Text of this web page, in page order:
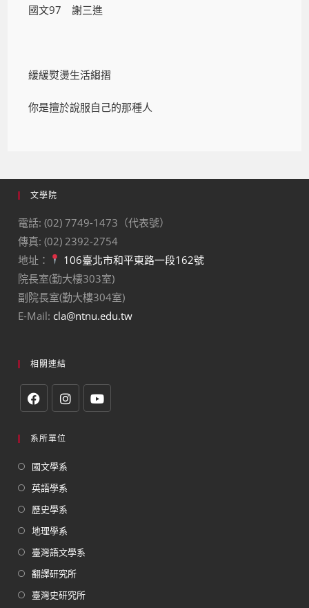
國文97 謝三進
緩緩熨燙生活縐摺
你是擅於說服自己的那種人
文學院
電話: (02) 7749-1473（代表號）
傳真: (02) 2392-2754
地址：
106臺北市和平東路一段162號
院長室(勤大樓303室)
副院長室(勤大樓304室)
E-Mail: cla@ntnu.edu.tw
相關連結
系所單位
國文學系
英語學系
歷史學系
地理學系
臺灣語文學系
翻譯研究所
臺灣史研究所